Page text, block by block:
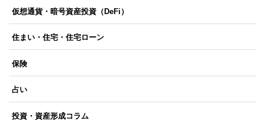
仮想通貨・暗号資産投資（DeFi）
住まい・住宅・住宅ローン
保険
占い
投資・資産形成コラム